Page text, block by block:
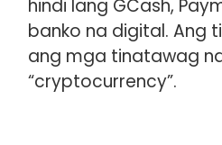
hindi lang GCash,
banko na digital. Ang
ang mga tinatawag
“cryptocurrency”.